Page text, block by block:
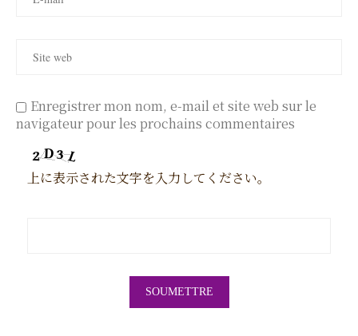
Enregistrer mon nom, e-mail et site web sur le
navigateur pour les prochains commentaires
上に表示された文字を入力してください。